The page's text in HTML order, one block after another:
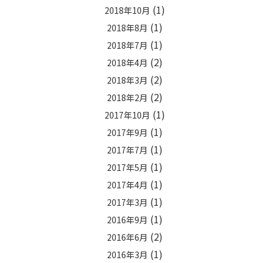
2018年10月 (1)
2018年8月 (1)
2018年7月 (1)
2018年4月 (2)
2018年3月 (2)
2018年2月 (2)
2017年10月 (1)
2017年9月 (1)
2017年7月 (1)
2017年5月 (1)
2017年4月 (1)
2017年3月 (1)
2016年9月 (1)
2016年6月 (2)
2016年3月 (1)